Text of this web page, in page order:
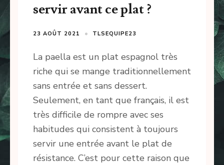
servir avant ce plat ?
23 AOÛT 2021 TLSEQUIPE23
La paella est un plat espagnol très
riche qui se mange traditionnellement
sans entrée et sans dessert.
Seulement, en tant que français, il est
très difficile de rompre avec ses
habitudes qui consistent à toujours
servir une entrée avant le plat de
résistance. C’est pour cette raison que